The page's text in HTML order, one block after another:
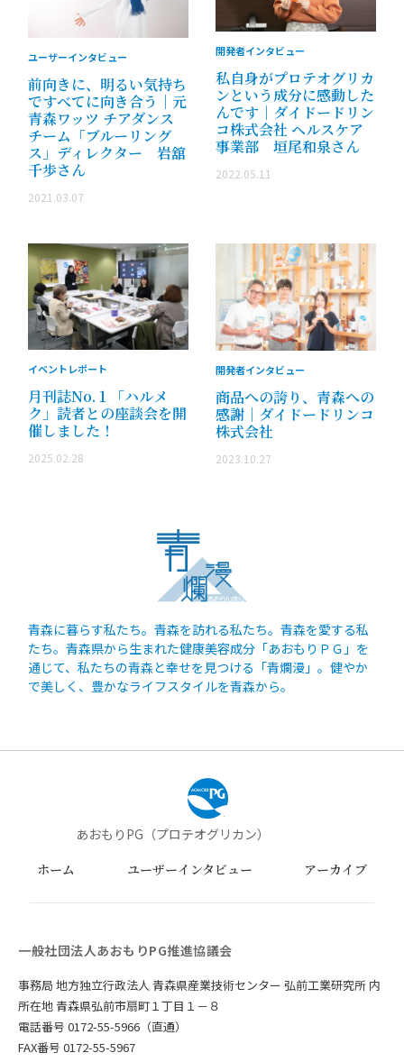
ユーザーインタビュー
前向きに、明るい気持ち
ですべてに向き合う｜元
青森ワッツ チアダンス
チーム「ブルーリング
ス」ディレクター 岩舘
千歩さん
2021.03.07
開発者インタビュー
私自身がプロテオグリカ
ンという成分に感動した
んです｜ダイドードリン
コ株式会社 ヘルスケア
事業部 垣尾和泉さん
2022.05.11
イベントレポート
月刊誌No.１「ハルメ
ク」読者との座談会を開
催しました！
2025.02.28
開発者インタビュー
商品への誇り、青森への
感謝｜ダイドードリンコ
株式会社
2023.10.27
青森に暮らす私たち。青森を訪れる私たち。青森を愛する私
たち。青森県から生まれた健康美容成分「あおもりＰＧ」を
通じて、私たちの青森と幸せを見つける「青爛漫」。健やか
で美しく、豊かなライフスタイルを青森から。
あおもりPG（プロテオグリカン）
ホーム
ユーザーインタビュー アーカイブ
一般社団法人あおもりPG推進協議会
事務局 地方独立行政法人 青森県産業技術センター 弘前工業研究所 内
所在地 青森県弘前市扇町１丁目１－８
電話番号 0172-55-5966（直通）
FAX番号 0172-55-5967